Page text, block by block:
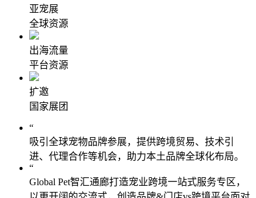
亚宠展
全球资源
出海流量
平台资源
扩邀
国家展团
“
吸引全球宠物品牌参展，提供跨境贸易、技术引
进、代理合作等机会，助力本土品牌全球化布局。
“
Global Pet智汇通廊打造宠业跨境一站式服务专区，